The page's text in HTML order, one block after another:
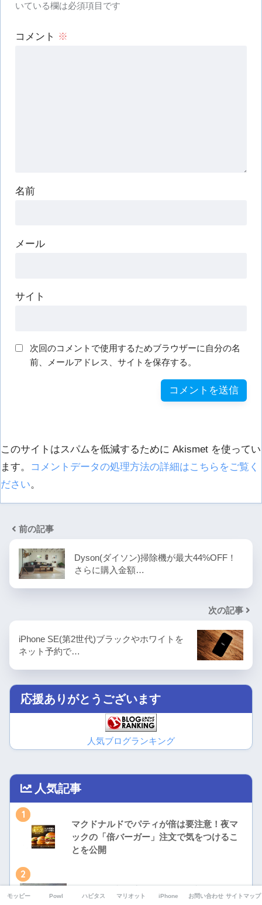
いている欄は必須項目です
コメント ※
名前
メール
サイト
次回のコメントで使用するためブラウザーに自分の名
前、メールアドレス、サイトを保存する。
このサイトはスパムを低減するために Akismet を使ってい
ます。
コメントデータの処理方法の詳細はこちらをご覧く
ださい。
前の記事
Dyson(ダイソン)掃除機が最大44%OFF！
さらに購入金額…
次の記事
iPhone SE(第2世代)ブラックやホワイトを
ネット予約で…
応援ありがとうございます
人気ブログランキング
人気記事
1
マクドナルドでパティが倍は要注意！夜マ
ックの「倍バーガー」注文で気をつけるこ
とを公開
2
モッピー Powl ハピタス マリオット iPhone お問い合わせ サイトマップ